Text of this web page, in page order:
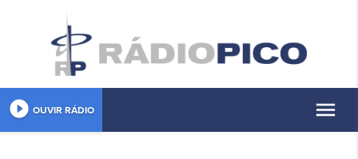
play_circle_filled OUVIR RÁDIO menu